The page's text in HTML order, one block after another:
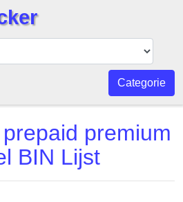
Categorie
premium
BIN Lijst